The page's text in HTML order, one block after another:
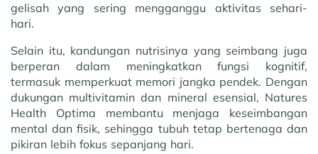
gelisah yang sering mengganggu aktivitas sehari-
hari.
Selain itu, kandungan nutrisinya yang seimbang juga
berperan dalam meningkatkan fungsi kognitif,
termasuk memperkuat memori jangka pendek. Dengan
dukungan multivitamin dan mineral esensial, Natures
Health Optima membantu menjaga keseimbangan
mental dan fisik, sehingga tubuh tetap bertenaga dan
pikiran lebih fokus sepanjang hari.